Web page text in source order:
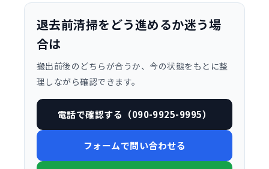
退去前清掃をどう進めるか迷う場
合は
搬出前後のどちらが合うか、今の状態をもとに整
理しながら確認できます。
電話で確認する（090-9925-9995）
フォームで問い合わせる